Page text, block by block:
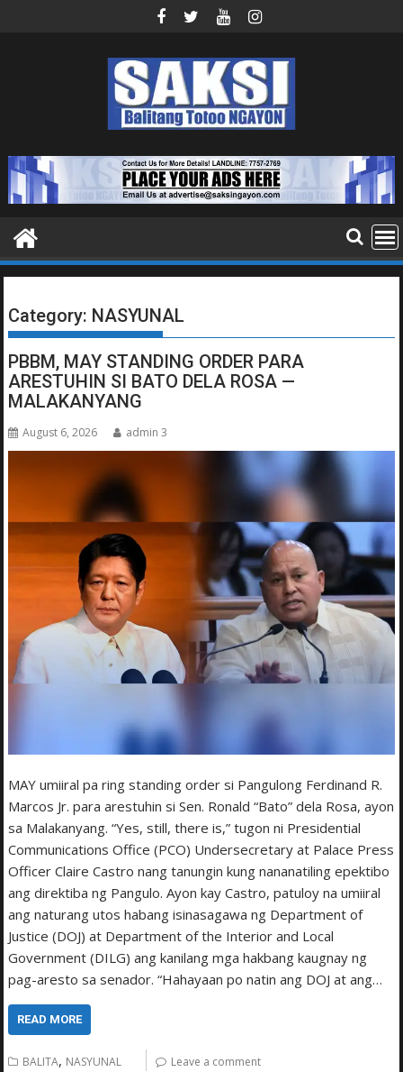
Category: NASYUNAL
PBBM, MAY STANDING ORDER PARA
ARESTUHIN SI BATO DELA ROSA —
MALAKANYANG
August 6, 2026 admin 3
MAY umiiral pa ring standing order si Pangulong Ferdinand R.
Marcos Jr. para arestuhin si Sen. Ronald “Bato” dela Rosa, ayon
sa Malakanyang. “Yes, still, there is,” tugon ni Presidential
Communications Office (PCO) Undersecretary at Palace Press
Officer Claire Castro nang tanungin kung nananatiling epektibo
ang direktiba ng Pangulo. Ayon kay Castro, patuloy na umiiral
ang naturang utos habang isinasagawa ng Department of
Justice (DOJ) at Department of the Interior and Local
Government (DILG) ang kanilang mga hakbang kaugnay ng
pag-aresto sa senador. “Hahayaan po natin ang DOJ at ang…
READ MORE
BALITA, NASYUNAL Leave a comment